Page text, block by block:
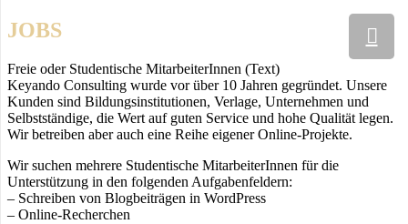
JOBS
Freie oder Studentische MitarbeiterInnen (Text)
Keyando Consulting wurde vor über 10 Jahren gegründet. Unsere
Kunden sind Bildungsinstitutionen, Verlage, Unternehmen und
Selbstständige, die Wert auf guten Service und hohe Qualität legen.
Wir betreiben aber auch eine Reihe eigener Online-Projekte.
Wir suchen mehrere Studentische MitarbeiterInnen für die
Unterstützung in den folgenden Aufgabenfeldern:
– Schreiben von Blogbeiträgen in WordPress
– Online-Recherchen